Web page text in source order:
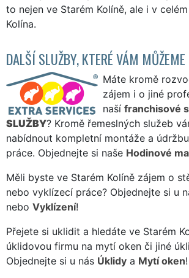
to nejen ve Starém Kolíně, ale i v
Kolína.
DALŠÍ SLUŽBY, KTERÉ VÁM
Máte kromě
zájem i o jiné
naší franchisové
SLUŽBY? Kromě řemeslných služeb
nabídnout kompletní montáže a
práce. Objednejte si naše Hodinové
Měli byste ve Starém Kolíně zájem o
nebo vyklízecí práce? Objednejte si u
nebo Vyklízení!
Přejete si uklidit a hledáte ve Starém
úklidovou firmu na mytí oken či jiné
Objednejte si u nás Úklidy a Mytí oken!